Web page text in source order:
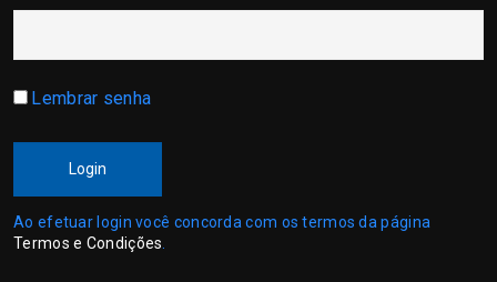
Lembrar senha
Login
Ao efetuar login você concorda com os termos da página
Termos e Condições